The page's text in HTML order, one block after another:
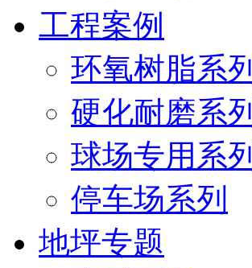
工程案例
环氧树脂系列
硬化耐磨系列
球场专用系列
停车场系列
地坪专题